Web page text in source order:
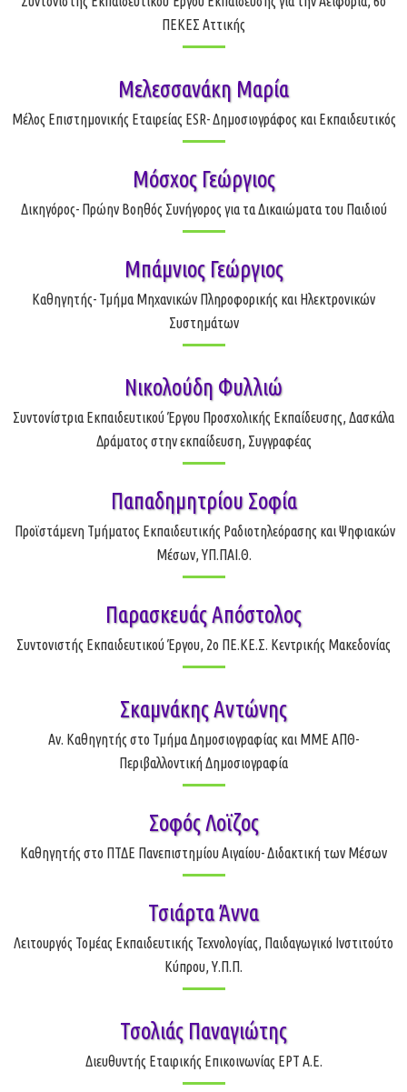
ΠΕΚΕΣ Αττικής
Μελεσσανάκη Μαρία
Μέλος Επιστημονικής Εταιρείας ESR- Δημοσιογράφος και Εκπαιδευτικός
Μόσχος Γεώργιος
Δικηγόρος- Πρώην Βοηθός Συνήγορος για τα Δικαιώματα του Παιδιού
Μπάμνιος Γεώργιος
Καθηγητής- Τμήμα Μηχανικών Πληροφορικής και Ηλεκτρονικών
Συστημάτων
Νικολούδη Φυλλιώ
Συντονίστρια Εκπαιδευτικού Έργου Προσχολικής Εκπαίδευσης, Δασκάλα
Δράματος στην εκπαίδευση, Συγγραφέας
Παπαδημητρίου Σοφία
Προϊστάμενη Τμήματος Εκπαιδευτικής Ραδιοτηλεόρασης και Ψηφιακών
Μέσων, ΥΠ.ΠΑΙ.Θ.
Παρασκευάς Απόστολος
Συντονιστής Εκπαιδευτικού Έργου, 2ο ΠΕ.ΚΕ.Σ. Κεντρικής Μακεδονίας
Σκαμνάκης Αντώνης
Αν. Καθηγητής στο Τμήμα Δημοσιογραφίας και ΜΜΕ ΑΠΘ-
Περιβαλλοντική Δημοσιογραφία
Σοφός Λοϊζος
Καθηγητής στο ΠΤΔΕ Πανεπιστημίου Αιγαίου- Διδακτική των Μέσων
Τσιάρτα Άννα
Λειτουργός Τομέας Εκπαιδευτικής Τεχνολογίας, Παιδαγωγικό Ινστιτούτο
Κύπρου, Υ.Π.Π.
Τσολιάς Παναγιώτης
Διευθυντής Εταιρικής Επικοινωνίας ΕΡΤ Α.Ε.